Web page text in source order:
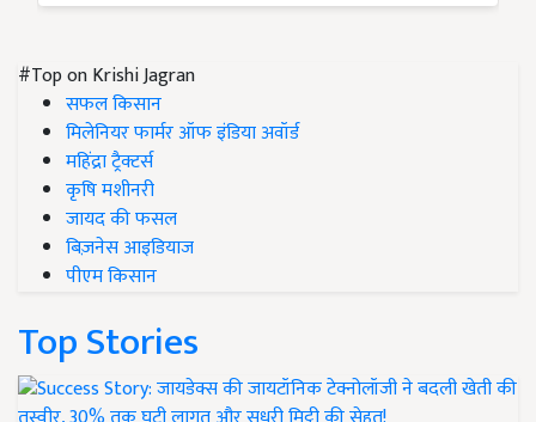
#Top on Krishi Jagran
सफल किसान
मिलेनियर फार्मर ऑफ इंडिया अवॉर्ड
महिंद्रा ट्रैक्टर्स
कृषि मशीनरी
जायद की फसल
बिज़नेस आइडियाज
पीएम किसान
Top Stories